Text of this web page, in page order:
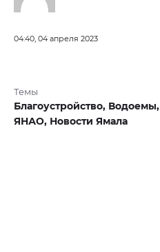
04:40, 04 апреля 2023
Темы
Благоустройство, Водоемы,
ЯНАО, Новости Ямала